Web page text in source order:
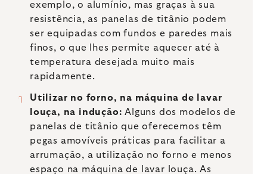
exemplo, o alumínio, mas graças à sua
resistência, as panelas de titânio podem
ser equipadas com fundos e paredes mais
finos, o que lhes permite aquecer até à
temperatura desejada muito mais
rapidamente.
Utilizar no forno, na máquina de lavar
louça, na indução: Alguns dos modelos de
panelas de titânio que oferecemos têm
pegas amovíveis práticas para facilitar a
arrumação, a utilização no forno e menos
espaço na máquina de lavar louça. As